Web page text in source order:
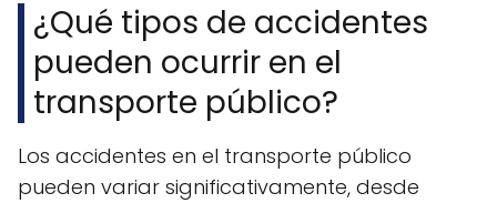
¿Qué tipos de accidentes
pueden ocurrir en el
transporte público?
Los accidentes en el transporte público
pueden variar significativamente, desde